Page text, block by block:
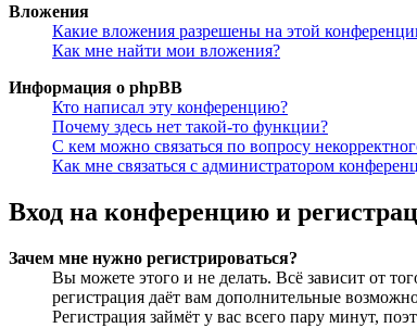
Вложения
Какие вложения разрешены на этой
Как мне найти мои вложения?
Информация о phpBB
Кто написал эту конференцию?
Почему здесь нет такой-то функции?
С кем можно связаться по вопросу
Как мне связаться с администратором
Вход на конференцию и
Зачем мне нужно регистрироваться?
Вы можете этого и не делать. Всё зависит от
регистрация даёт вам дополнительные
Регистрация займёт у вас всего пару минут,